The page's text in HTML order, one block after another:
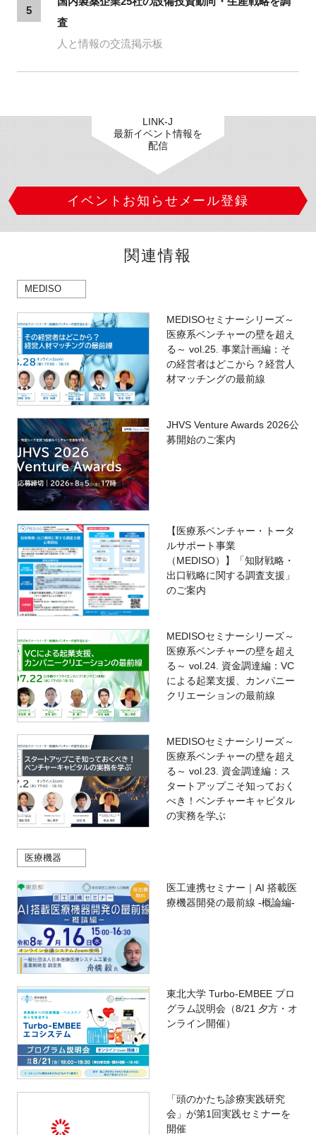
5
査
人と情報の交流掲示板
LINK-J
最新イベント情報を
配信
イベントお知らせメール登録
関連情報
MEDISO
MEDISOセミナーシリーズ～
医療系ベンチャーの壁を超え
る～ vol.25. 事業計画編：そ
の経営者はどこから？経営人
材マッチングの最前線
JHVS Venture Awards 2026公
募開始のご案内
【医療系ベンチャー・トータ
ルサポート事業
（MEDISO）】「知財戦略・
出口戦略に関する調査支援」
のご案内
MEDISOセミナーシリーズ～
医療系ベンチャーの壁を超え
る～ vol.24. 資金調達編：VC
による起業支援、カンパニー
クリエーションの最前線
MEDISOセミナーシリーズ～
医療系ベンチャーの壁を超え
る～ vol.23. 資金調達編：ス
タートアップこそ知っておく
べき！ベンチャーキャピタル
の実務を学ぶ
医療機器
医工連携セミナー｜AI 搭載医
療機器開発の最前線 -概論編-
東北大学 Turbo-EMBEE プロ
グラム説明会（8/21 夕方・オ
ンライン開催）
「頭のかたち診療実践研究
会」が第1回実践セミナーを
開催